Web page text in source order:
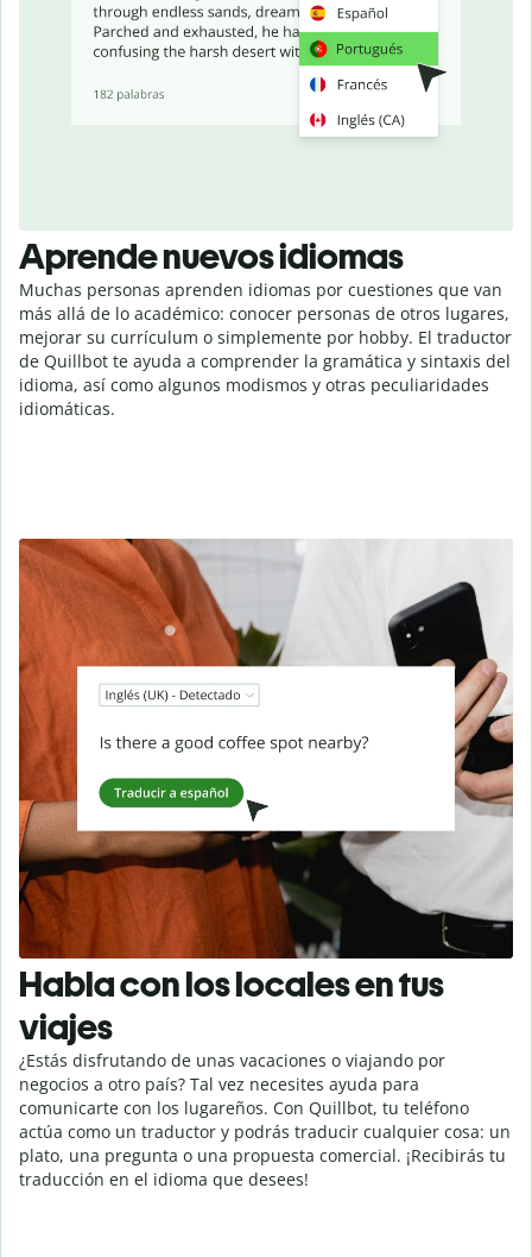
Aprende nuevos idiomas
Muchas personas aprenden idiomas por cuestiones que van
más allá de lo académico: conocer personas de otros lugares,
mejorar su currículum o simplemente por hobby. El traductor
de Quillbot te ayuda a comprender la gramática y sintaxis del
idioma, así como algunos modismos y otras peculiaridades
idiomáticas.
Habla con los locales en tus
viajes
¿Estás disfrutando de unas vacaciones o viajando por
negocios a otro país? Tal vez necesites ayuda para
comunicarte con los lugareños. Con Quillbot, tu teléfono
actúa como un traductor y podrás traducir cualquier cosa: un
plato, una pregunta o una propuesta comercial. ¡Recibirás tu
traducción en el idioma que desees!